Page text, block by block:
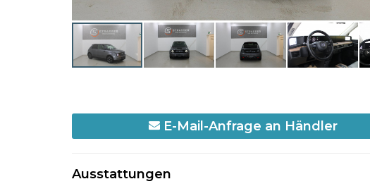
E-Mail-Anfrage an Händler
Ausstattungen